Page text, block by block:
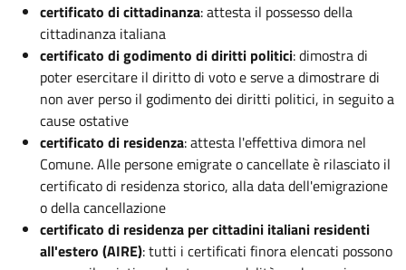
certificato di cittadinanza: attesta il possesso della
cittadinanza italiana
certificato di godimento di diritti politici: dimostra di
poter esercitare il diritto di voto e serve a dimostrare di
non aver perso il godimento dei diritti politici, in seguito a
cause ostative
certificato di residenza: attesta l'effettiva dimora nel
Comune. Alle persone emigrate o cancellate è rilasciato il
certificato di residenza storico, alla data dell'emigrazione
o della cancellazione
certificato di residenza per cittadini italiani residenti
all'estero (AIRE): tutti i certificati finora elencati possono